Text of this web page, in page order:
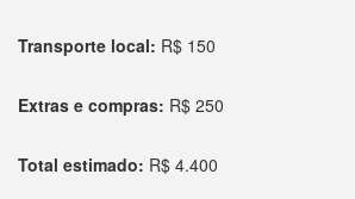
Transporte local: R$ 150
Extras e compras: R$ 250
Total estimado: R$ 4.400